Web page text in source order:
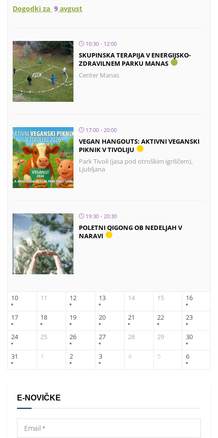
Dogodki za 9 avgust
10:30 - 12:00
SKUPINSKA TERAPIJA V ENERGIJSKO-
ZDRAVILNEM PARKU MANAS
Center Manas
17:00 - 20:00
VEGAN HANGOUTS: AKTIVNI VEGANSKI
PIKNIK V TIVOLIJU
Park Tivoli (jasa pod otroškim igriščem),
Ljubljana
19:30 - 20:30
POLETNI QIGONG OB NEDELJAH V
NARAVI
10 11 12 13 14 15 16
17 18 19 20 21 22 23
24 25 26 27 28 29 30
31 1 2 3 4 5 6
E-NOVIČKE